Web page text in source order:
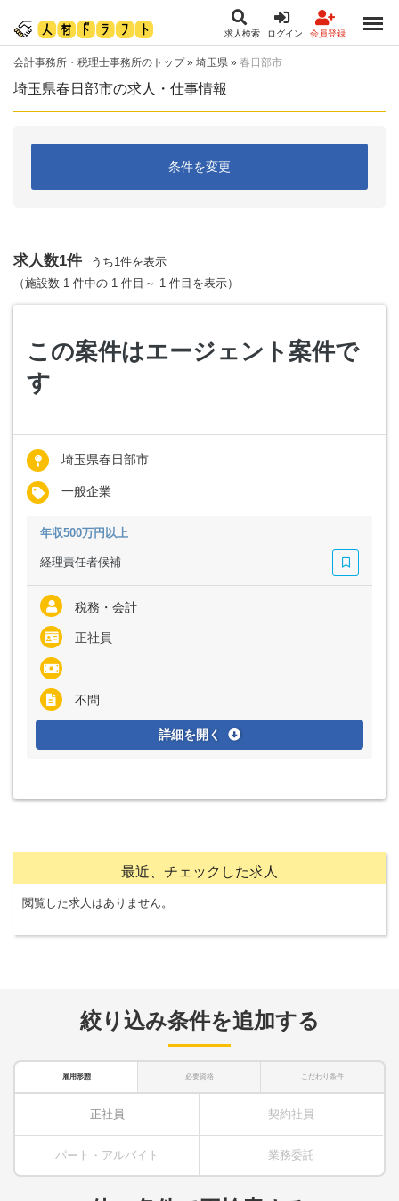
求人検索 ログイン 会員登録
会計事務所・税理士事務所のトップ» 埼玉県 » 春日部市
埼玉県春日部市の求人・仕事情報
条件を変更
求人数1件
うち1件を表示
（施設数 1 件中の 1 件目～ 1 件目を表示）
この案件はエージェント案件で
す
埼玉県春日部市
一般企業
年収500万円以上
経理責任者候補
税務・会計
正社員
不問
詳細を開く
最近、チェックした求人
閲覧した求人はありません。
絞り込み条件を追加する
雇用形態 必要資格 こだわり条件
正社員 契約社員
パート・アルバイト 業務委託